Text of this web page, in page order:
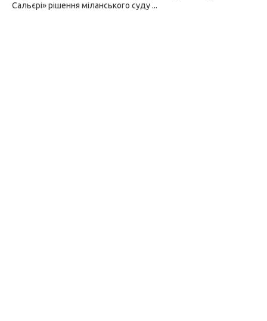
Сальєрі» рішення міланського суду ...